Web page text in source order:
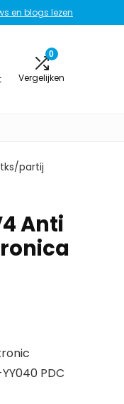
en blogs lezen
0
Vergelijken
partij
Anti
PDC